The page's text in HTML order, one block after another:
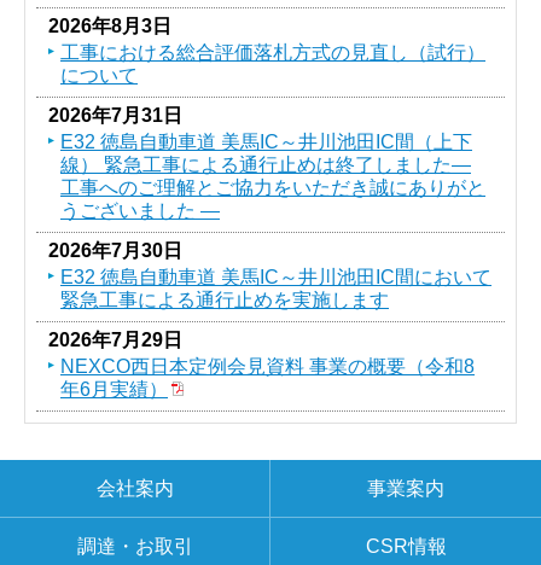
2026年8月3日
工事における総合評価落札方式の見直し（試行）
について
2026年7月31日
E32 徳島自動車道 美馬IC～井川池田IC間（上下
線） 緊急工事による通行止めは終了しました―
工事へのご理解とご協力をいただき誠にありがと
うございました ―
2026年7月30日
E32 徳島自動車道 美馬IC～井川池田IC間において
緊急工事による通行止めを実施します
2026年7月29日
NEXCO西日本定例会見資料 事業の概要（令和8
年6月実績）
会社案内 事業案内
調達・お取引 CSR情報